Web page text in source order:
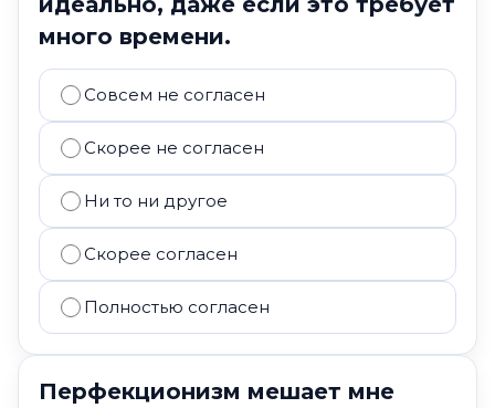
много времени.
Совсем не согласен
Скорее не согласен
Ни то ни другое
Скорее согласен
Полностью согласен
Перфекционизм мешает мне